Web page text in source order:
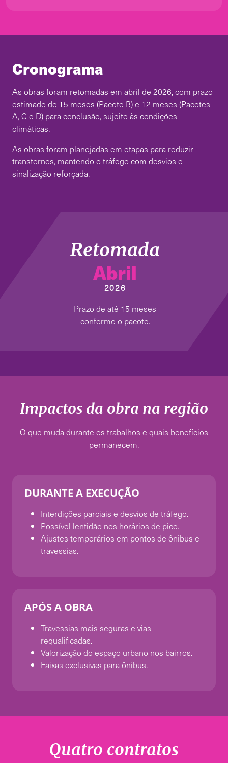
Cronograma
As obras foram retomadas em abril de 2026, com prazo
estimado de 15 meses (Pacote B) e 12 meses (Pacotes
A, C e D) para conclusão, sujeito às condições
climáticas.
As obras foram planejadas em etapas para reduzir
transtornos, mantendo o tráfego com desvios e
sinalização reforçada.
Retomada
Abril
2026
Prazo de até 15 meses
conforme o pacote.
Impactos da obra na região
O que muda durante os trabalhos e quais benefícios
permanecem.
DURANTE A EXECUÇÃO
Interdições parciais e desvios de tráfego.
Possível lentidão nos horários de pico.
Ajustes temporários em pontos de ônibus e
travessias.
APÓS A OBRA
Travessias mais seguras e vias
requalificadas.
Valorização do espaço urbano nos bairros.
Faixas exclusivas para ônibus.
Quatro contratos